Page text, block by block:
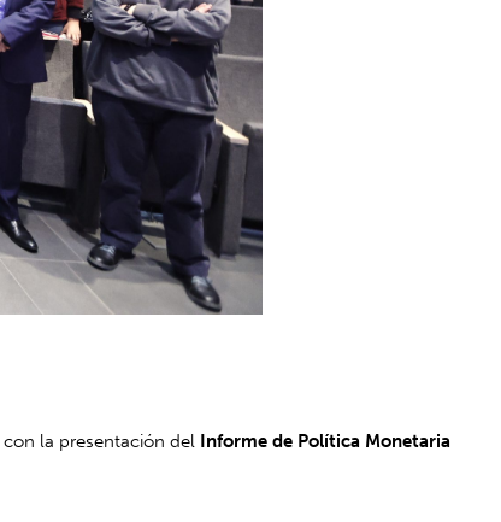
con la presentación del Informe de Política Monetaria